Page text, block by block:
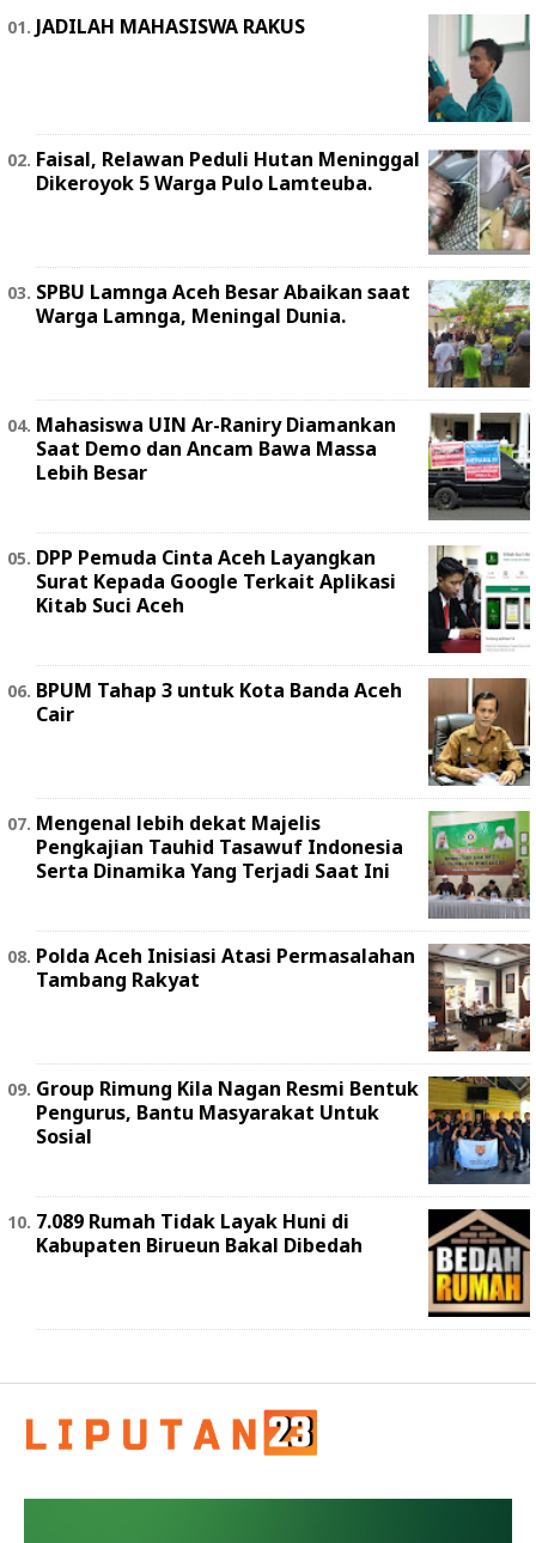
JADILAH MAHASISWA RAKUS
Faisal, Relawan Peduli Hutan Meninggal
Dikeroyok 5 Warga Pulo Lamteuba.
SPBU Lamnga Aceh Besar Abaikan saat
Warga Lamnga, Meningal Dunia.
Mahasiswa UIN Ar-Raniry Diamankan
Saat Demo dan Ancam Bawa Massa
Lebih Besar
DPP Pemuda Cinta Aceh Layangkan
Surat Kepada Google Terkait Aplikasi
Kitab Suci Aceh
BPUM Tahap 3 untuk Kota Banda Aceh
Cair
Mengenal lebih dekat Majelis
Pengkajian Tauhid Tasawuf Indonesia
Serta Dinamika Yang Terjadi Saat Ini
Polda Aceh Inisiasi Atasi Permasalahan
Tambang Rakyat
Group Rimung Kila Nagan Resmi Bentuk
Pengurus, Bantu Masyarakat Untuk
Sosial
7.089 Rumah Tidak Layak Huni di
Kabupaten Birueun Bakal Dibedah